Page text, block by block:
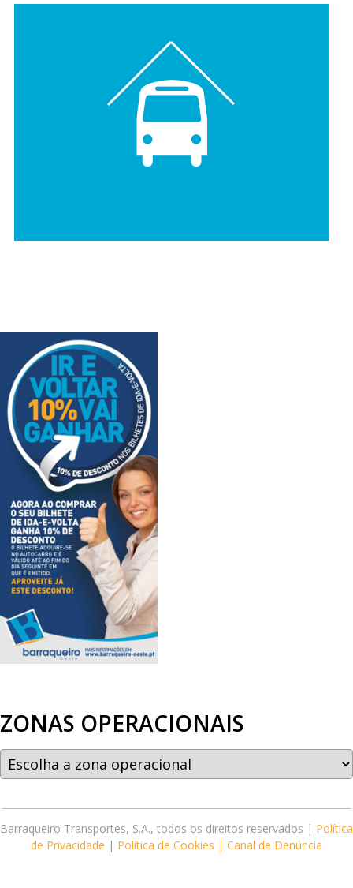
ZONAS OPERACIONAIS
Barraqueiro Transportes, S.A., todos os direitos reservados | Política
de Privacidade | Política de Cookies | Canal de Denúncia